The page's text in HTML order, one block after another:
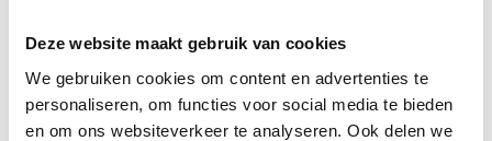
Deze website maakt gebruik van cookies
We gebruiken cookies om content en advertenties te
personaliseren, om functies voor social media te bieden
en om ons websiteverkeer te analyseren. Ook delen we
Do you have a question about this product?
Our employee is happy to help you find the right product